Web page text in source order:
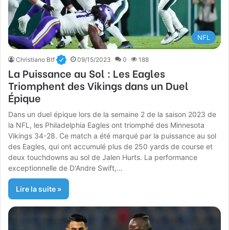
NFL
Christiano Btf 09/15/2023 0 188
La Puissance au Sol : Les Eagles
Triomphent des Vikings dans un Duel
Épique
Dans un duel épique lors de la semaine 2 de la saison 2023 de
la NFL, les Philadelphia Eagles ont triomphé des Minnesota
Vikings 34-28. Ce match a été marqué par la puissance au sol
des Eagles, qui ont accumulé plus de 250 yards de course et
deux touchdowns au sol de Jalen Hurts. La performance
exceptionnelle de D'Andre Swift,…
Lire la suite »